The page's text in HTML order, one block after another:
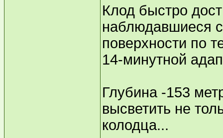
Клод быстро
наблюдавшиеся
поверхности по
14-минутной
Глубина -153
высветить не
колодца...